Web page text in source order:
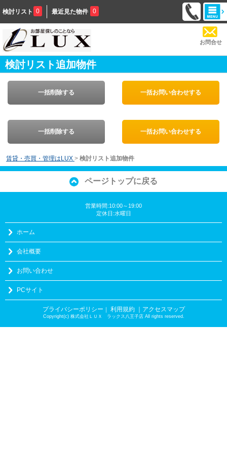
検討リスト 0 最近見た物件 0
お問合せ
検討リスト追加物件
一括削除する 一括お問い合わせする
一括削除する 一括お問い合わせする
賃貸・売買・管理はLUX > 検討リスト追加物件
ページトップに戻る
営業時間:10:00～19:00
定休日:水曜日
ホーム
会社概要
お問い合わせ
PCサイト
プライバシーポリシー ｜ 利用規約 ｜アクセスマップ
Copyright(c) 株式会社ＬＵＸ ラックス八王子店 All rights reserved.